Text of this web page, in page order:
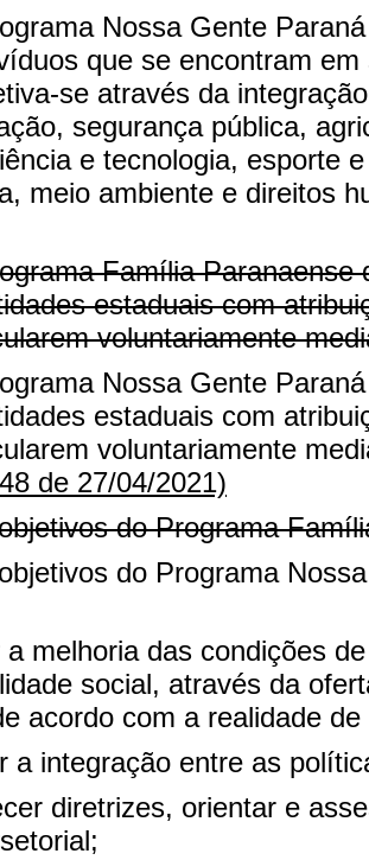
Nossa Gente
que se encontram
se através da
segurança pública,
e tecnologia, esporte
meio ambiente e direitos
Família Paranaense
estaduais com
voluntariamente
Nossa Gente
estaduais com
voluntariamente
de 27/04/2021)
do Programa
do Programa
a melhoria das condições
social, através da
acordo com a realidade
a integração entre as
diretrizes, orientar e